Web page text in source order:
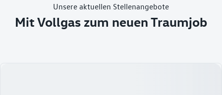
Unsere aktuellen Stellenangebote
Mit Vollgas zum neuen Traumjob